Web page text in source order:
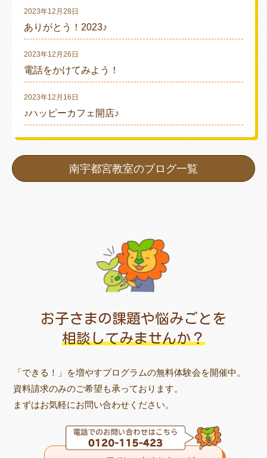
2023年12月28日
ありがとう！2023♪
2023年12月26日
電話をかけてみよう！
2023年12月16日
♪ハッピーカフェ開店♪
南宇都宮教室のブログ一覧
お子さまの課題や悩みごとを
相談してみませんか？
「できる！」を増やすプログラムの無料体験会を開催中。
資料請求のみのご希望も承っております。
まずはお気軽にお問い合わせください。